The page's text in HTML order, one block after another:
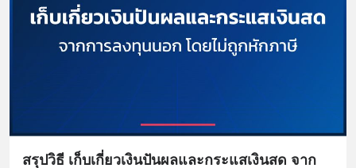
สรุปวิธี เก็บเกี่ยวเงินปันผลและกระแสเงินสด จาก